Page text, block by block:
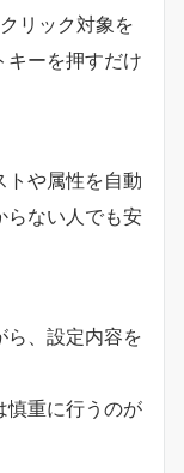
リック対象を
キーを押すだけ
トや属性を自動
らない人でも安
ら、設定内容を
慎重に行うのが